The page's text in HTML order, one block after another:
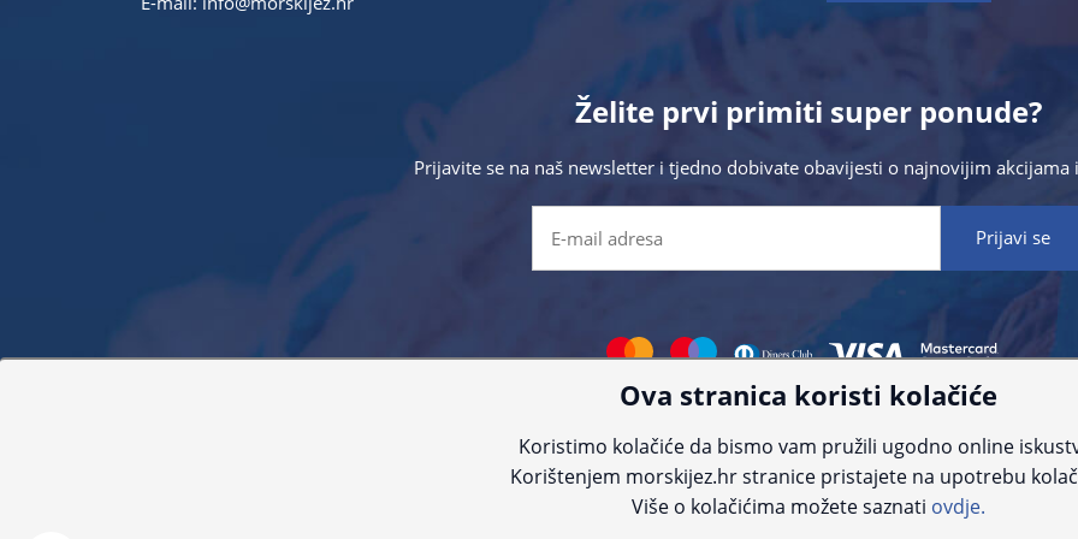
Želite prvi primiti super ponude?
Prijavite se na naš newsletter i tjedno dobivate obavijesti o najnovijim akcijama
proizvoda. Za najažurnije informacije kontaktirajte nas putem telefona:+385 23 231 761ili e-
© Morski jež 2022
Ova stranica koristi kolačiće
Koristimo kolačiće da bismo vam pružili ugodno online
Korištenjem morskijez.hr stranice pristajete na upotrebu
Više o kolačićima možete saznati ovdje.